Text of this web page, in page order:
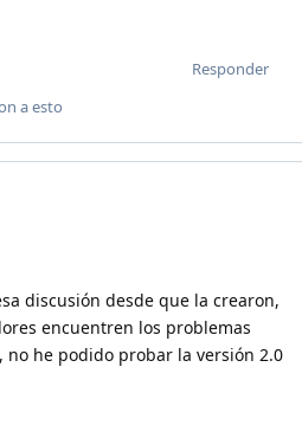
Responder
a esto
discusión desde que la crearon,
encuentren los problemas
no he podido probar la versión 2.0